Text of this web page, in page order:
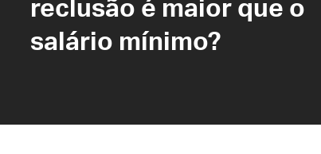
reclusão é maior que o
salário mínimo?